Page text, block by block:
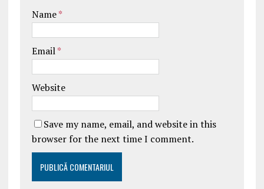
Name*
Email*
Website
Save my name, email, and website in this
browser for the next time I comment.